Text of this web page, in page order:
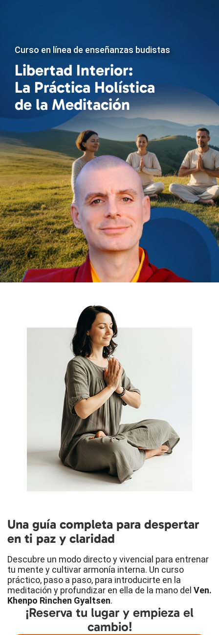
Curso en línea de enseñanzas budistas
Libertad Interior:
La Práctica Holística
de la Meditación
Una guía completa para despertar
en ti paz y claridad
Descubre un modo directo y vivencial para entrenar
tu mente y cultivar armonía interna. Un curso
práctico, paso a paso, para introducirte en la
meditación y profundizar en ella de la mano del Ven.
Khenpo Rinchen Gyaltsen.
¡Reserva tu lugar y empieza el
cambio!